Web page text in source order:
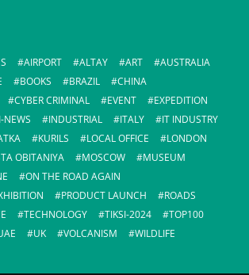
AIRPORT ALTAY ART
AUSTRALIA
BOOKS BRAZIL
CHINA
CYBER CRIMINAL EVENT
EXPEDITION
I-NEWS INDUSTRIAL ITALY
IT INDUSTRY
KURILS LOCAL OFFICE
LONDON
OBITANIYA MOSCOW
MUSEUM
ON THE ROAD AGAIN
PRODUCT LAUNCH
ROADS
TECHNOLOGY TIKSI-2024
TOP100
UK VOLCANISM WILDLIFE